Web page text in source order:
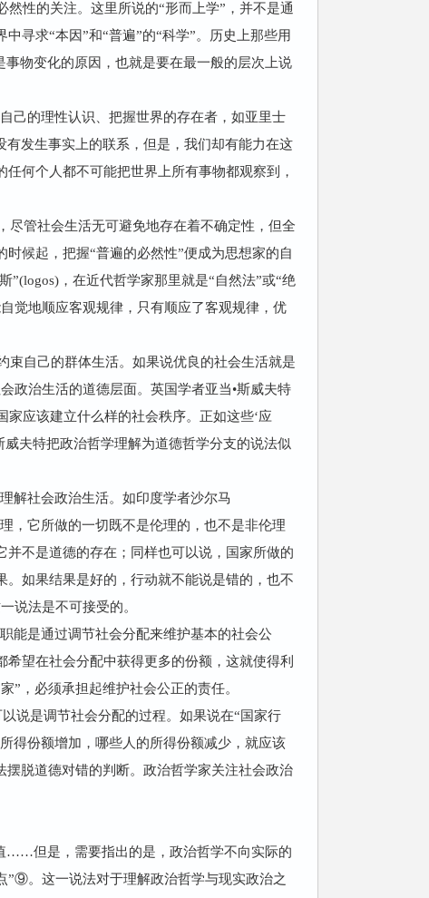
性的关注。这里所说的“形而上学”，并不是通
寻求“本因”和“普遍”的“科学”。历史上那些用
物变化的原因，也就是要在最一般的层次上说
己的理性认识、把握世界的存在者，如亚里士
发生事实上的联系，但是，我们却有能力在这
何个人都不可能把世界上所有事物都观察到，
尽管社会生活无可避免地存在着不确定性，但全
候起，把握“普遍的必然性”便成为思想家的自
”(logos)，在近代哲学家那里就是“自然法”或“绝
觉地顺应客观规律，只有顺应了客观规律，优
束自己的群体生活。如果说优良的社会生活就是
政治生活的道德层面。英国学者亚当•斯威夫特
应该建立什么样的社会秩序。正如这些‘应
夫特把政治哲学理解为道德哲学分支的说法似
解社会政治生活。如印度学者沙尔马
，它所做的一切既不是伦理的，也不是非伦理
不是道德的存在；同样也可以说，国家所做的
如果结果是好的，行动就不能说是错的，也不
说法是不可接受的。
能是通过调节社会分配来维护基本的社会公
望在社会分配中获得更多的份额，这就使得利
”，必须承担起维护社会公正的责任。
说是调节社会分配的过程。如果说在“国家行
得份额增加，哪些人的所得份额减少，就应该
脱道德对错的判断。政治哲学家关注社会政治
……但是，需要指出的是，政治哲学不向实际的
”⑨。这一说法对于理解政治哲学与现实政治之